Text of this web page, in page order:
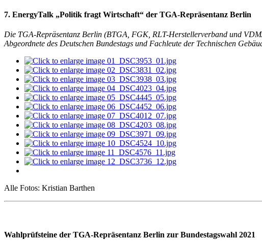
7. EnergyTalk „Politik fragt Wirtschaft“ der TGA-Repräsentanz Berlin
Die TGA-Repräsentanz Berlin (BTGA, FGK, RLT-Herstellerverband und
Abgeordnete des Deutschen Bundestags und Fachleute der Technischen
Alle Fotos: Kristian Barthen
Wahlprüfsteine der TGA-Repräsentanz Berlin zur Bundestagswahl 2021